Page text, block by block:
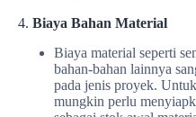
4. Biaya Bahan Material
Biaya material seperti
bahan-bahan lainnya
pada jenis proyek.
mungkin perlu